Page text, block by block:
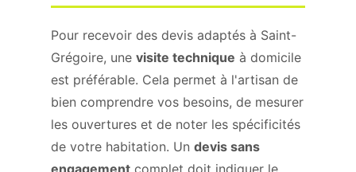
Pour recevoir des devis adaptés à Saint-
Grégoire, une visite technique à domicile
est préférable. Cela permet à l'artisan de
bien comprendre vos besoins, de mesurer
les ouvertures et de noter les spécificités
de votre habitation. Un devis sans
engagement complet doit indiquer le